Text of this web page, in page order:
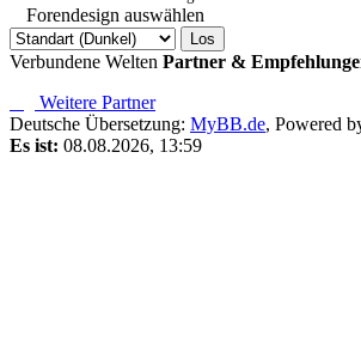
Forendesign auswählen
Verbundene Welten Partner &
Weitere Partner
Deutsche Übersetzung: MyBB.de, Powered
Es ist: 08.08.2026, 13:59